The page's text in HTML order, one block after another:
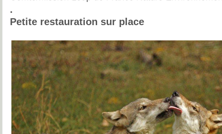
.
Petite restauration sur place